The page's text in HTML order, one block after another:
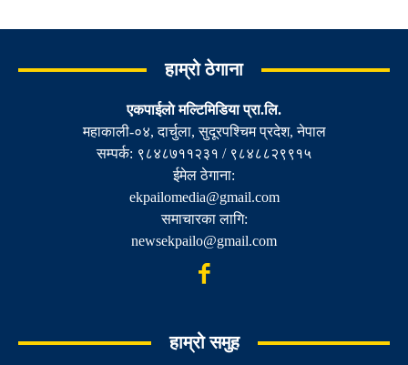
हाम्रो ठेगाना
एकपाईलाे मल्टिमिडिया प्रा.लि.
महाकाली-०४, दार्चुला, सुदूरपश्चिम प्रदेश, नेपाल
सम्पर्क: ९८४८७११२३१ / ९८४८८२९९१५
ईमेल ठेगाना:
ekpailomedia@gmail.com
समाचारका लागि:
newsekpailo@gmail.com
हाम्रो समुह